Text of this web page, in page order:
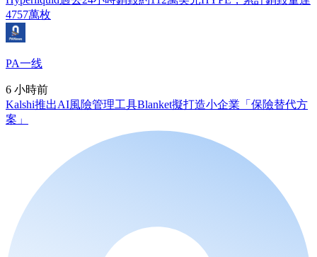
4757萬枚
PA一线
6 小時前
Kalshi推出AI風險管理工具Blanket擬打造小企業「保險替代方
案」